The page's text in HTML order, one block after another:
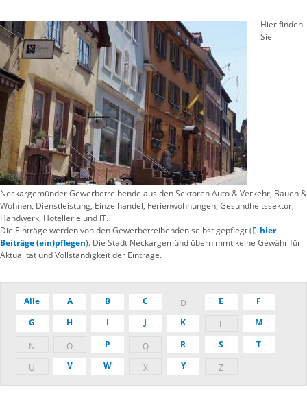
Hier finden
Sie
Neckargemünder Gewerbetreibende aus den Sektoren Auto & Verkehr, Bauen &
Wohnen, Dienstleistung, Einzelhandel, Ferienwohnungen, Gesundheitssektor,
Handwerk, Hotellerie und IT.
Die Einträge werden von den Gewerbetreibenden selbst gepflegt (
hier
Beiträge (ein)pflegen). Die Stadt Neckargemünd übernimmt keine Gewähr für
Aktualität und Vollständigkeit der Einträge.
Alle A B C D E
F
G
H I J K L M
N O P Q R S T
U V W X Y Z